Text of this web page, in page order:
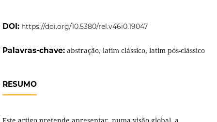
DOI: https://doi.org/10.5380/rel.v46i0.19047
Palavras-chave: abstração, latim clássico, latim pós-clássico
RESUMO